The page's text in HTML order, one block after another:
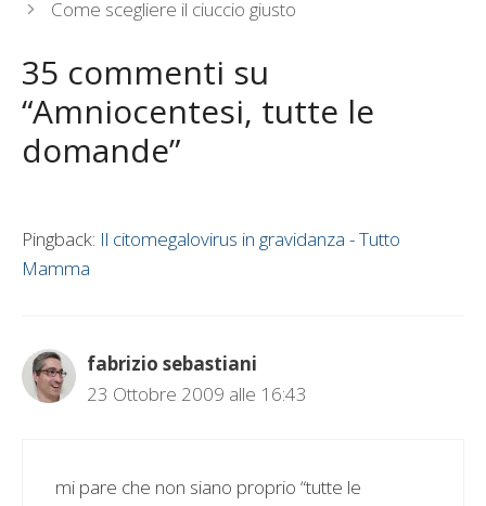
Come scegliere il ciuccio giusto
35 commenti su
“Amniocentesi, tutte le
domande”
Pingback: Il citomegalovirus in gravidanza - Tutto
Mamma
fabrizio sebastiani
23 Ottobre 2009 alle 16:43
mi pare che non siano proprio “tutte le